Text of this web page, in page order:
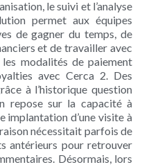
le suivi et l’analyse
permet aux équipes
de gagner du temps, de
et de travailler avec
modalités de paiement
avec Cerca 2. Des
à l’historique question
repose sur la capacité à
implantation d’une visite à
nécessitait parfois de
antérieurs pour retrouver
Désormais, lors